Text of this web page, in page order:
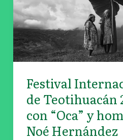
Festival
de Teotihuacán
con “Oca” y
Noé Hernández
de
Cine
de
Teotihuacán
2026
abrirá
con
“Oca”
y
homenajeará